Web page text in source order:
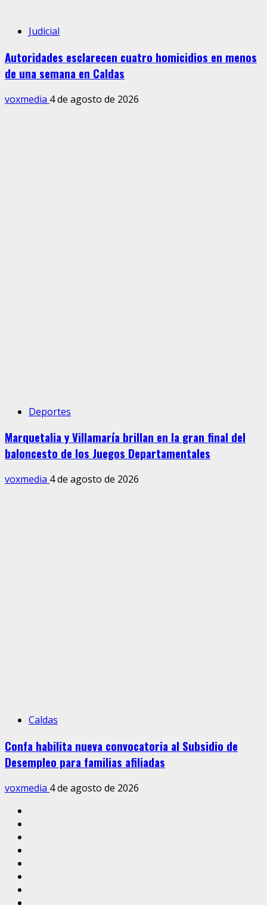
Judicial
Autoridades esclarecen cuatro homicidios en menos
de una semana en Caldas
voxmedia 4 de agosto de 2026
Deportes
Marquetalia y Villamaría brillan en la gran final del
baloncesto de los Juegos Departamentales
voxmedia 4 de agosto de 2026
Caldas
Confa habilita nueva convocatoria al Subsidio de
Desempleo para familias afiliadas
voxmedia 4 de agosto de 2026